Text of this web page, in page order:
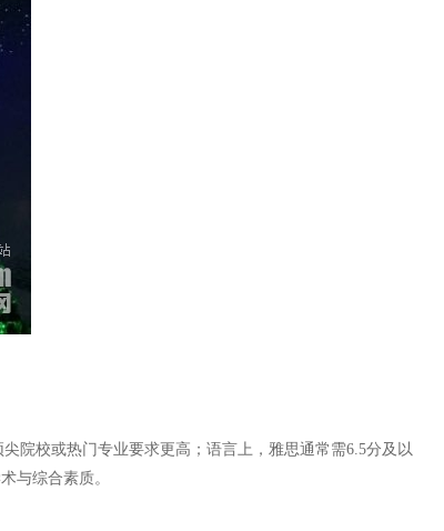
院校或热门专业要求更高；语言上，雅思通常需6.5分及以
与综合素质。